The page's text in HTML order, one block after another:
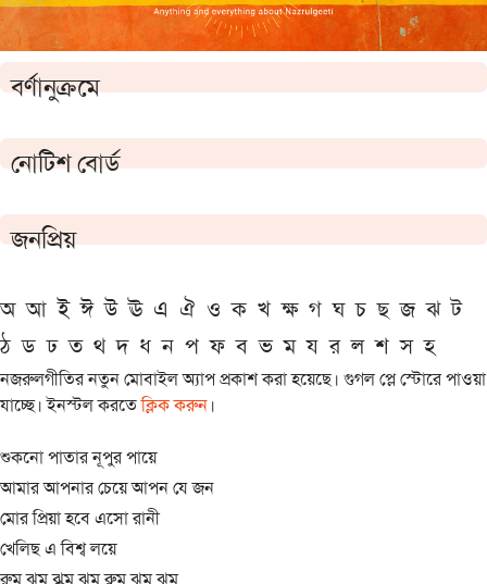
বর্ণানুক্রমে
নোটিশ বোর্ড
জনপ্রিয়
অ আ ই ঈ উ ঊ এ ঐ ও ক খ ক্ষ গ ঘ চ ছ জ ঝ ট
ঠ ড ঢ ত থ দ ধ ন প ফ ব ভ ম য র ল শ স হ
নজরুলগীতির নতুন মোবাইল অ্যাপ প্রকাশ করা হয়েছে। গুগল প্লে স্টোরে পাওয়া
যাচ্ছে। ইনস্টল করতেক্লিক করুন।
শুকনো পাতার নূপুর পায়ে
আমার আপনার চেয়ে আপন যে জন
মোর প্রিয়া হবে এসো রানী
খেলিছ এ বিশ্ব লয়ে